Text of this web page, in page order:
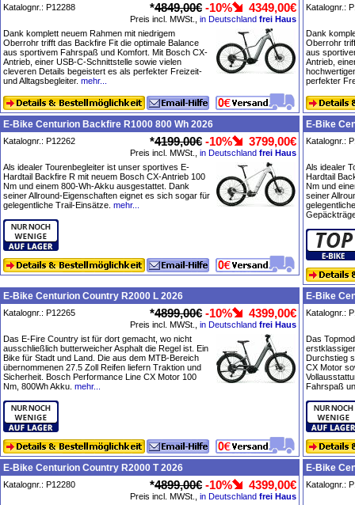
Katalognr.: P12288 *4849,00€ -10% 4349,00€
Preis incl. MWSt., in Deutschland frei Haus
Dank komplett neuem Rahmen mit niedrigem
Oberrohr trifft das Backfire Fit die optimale Balance
aus sportivem Fahrspaß und Komfort. Mit Bosch CX-
Antrieb, einer USB-C-Schnittstelle sowie vielen
cleveren Details begeistert es als perfekter Freizeit-
und Alltagsbegleiter. mehr...
Katalognr.:
Dank
Oberrohr
aus
Antrieb,
perfekter
E-Bike Centurion Backfire R1000 800 Wh 2026
Katalognr.: P12262 *4199,00€ -10% 3799,00€
Preis incl. MWSt., in Deutschland frei Haus
Als idealer Tourenbegleiter ist unser sportives E-
Hardtail Backfire R mit neuem Bosch CX-Antrieb 100
Nm und einem 800-Wh-Akku ausgestattet. Dank
seiner Allround-Eigenschaften eignet es sich sogar für
gelegentliche Trail-Einsätze. mehr...
E-Bike
Katalognr.:
Als idealer
Hardtail
Nm und
seiner
E-Bike Centurion Country R2000 L 2026
Katalognr.: P12265 *4899,00€ -10% 4399,00€
Preis incl. MWSt., in Deutschland frei Haus
Das E-Fire Country ist für dort gemacht, wo nicht
ausschließlich butterweicher Asphalt die Regel ist. Ein
Bike für Stadt und Land. Die aus dem MTB-Bereich
übernommenen 27.5 Zoll Reifen liefern Traktion und
Sicherheit. Bosch Performance Line CX Motor 100
Nm, 800Wh Akku. mehr...
E-Bike
Katalognr.:
Das
Durchstieg
CX Motor
Fahrspaß
E-Bike Centurion Country R2000 T 2026
Katalognr.: P12280 *4899,00€ -10% 4399,00€
Preis incl. MWSt., in Deutschland frei Haus
E-Bike
Katalognr.: